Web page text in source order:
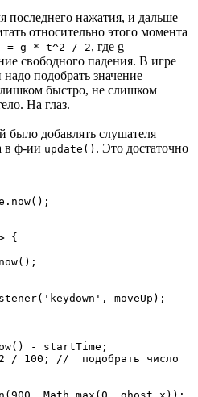
последнего нажатия, и дальше
относительно этого момента
= g * t^2 / 2, где g
свободного падения. В игре
подобрать значение
быстро, не слишком
На глаз.
добавлять слушателя
в ф-ии update() . Это достаточно
{
moveUp);
- startTime;
/ 100; //  подобрать число